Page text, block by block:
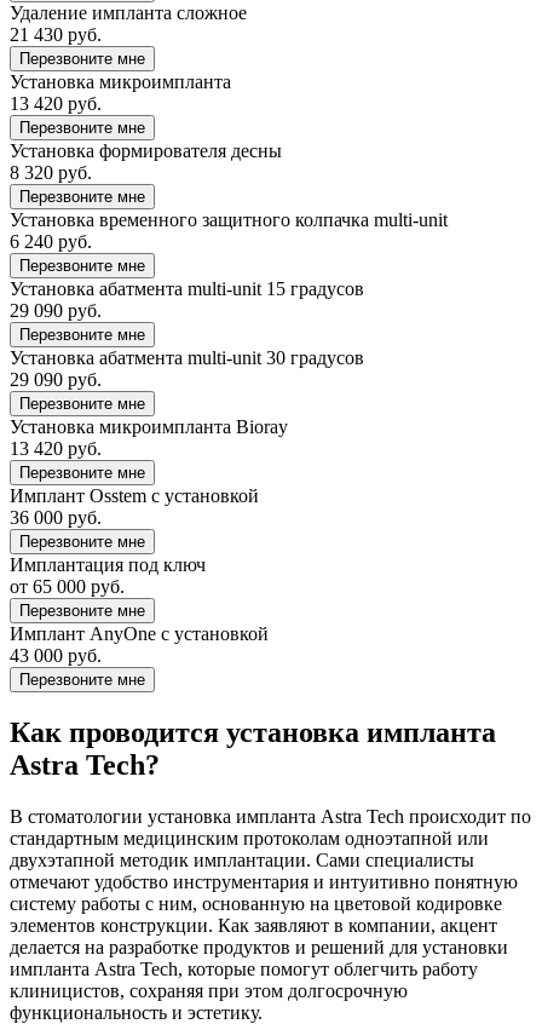
Удаление импланта сложное
21 430 руб.
Перезвоните мне
Установка микроимпланта
13 420 руб.
Перезвоните мне
Установка формирователя десны
8 320 руб.
Перезвоните мне
Установка временного защитного колпачка multi-unit
6 240 руб.
Перезвоните мне
Установка абатмента multi-unit 15 градусов
29 090 руб.
Перезвоните мне
Установка абатмента multi-unit 30 градусов
29 090 руб.
Перезвоните мне
Установка микроимпланта Bioray
13 420 руб.
Перезвоните мне
Имплант Osstem с установкой
36 000 руб.
Перезвоните мне
Имплантация под ключ
от 65 000 руб.
Перезвоните мне
Имплант AnyOne с установкой
43 000 руб.
Перезвоните мне
Как проводится установка импланта
Аstra Tech?
В стоматологии установка импланта Аstra Tech происходит по
стандартным медицинским протоколам одноэтапной или
двухэтапной методик имплантации. Сами специалисты
отмечают удобство инструментария и интуитивно понятную
систему работы с ним, основанную на цветовой кодировке
элементов конструкции. Как заявляют в компании, акцент
делается на разработке продуктов и решений для установки
импланта Аstra Tech, которые помогут облегчить работу
клиницистов, сохраняя при этом долгосрочную
функциональность и эстетику.